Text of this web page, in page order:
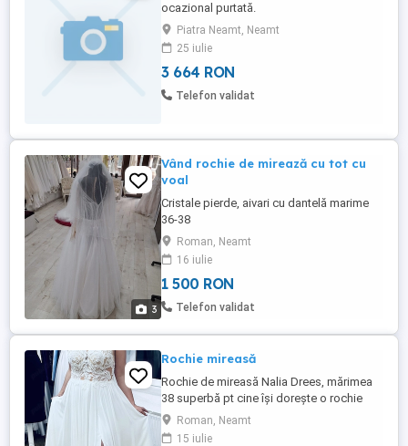
ocazional purtată.
Piatra Neamt, Neamt
25 iulie
3 664 RON
Telefon validat
3
Vând rochie de mirează cu tot cu
voal
Cristale pierde, aivari cu dantelă marime
36-38
Roman, Neamt
16 iulie
1 500 RON
Telefon validat
Rochie mireasă
Rochie de mireasă Nalia Drees, mărimea
38 superbă pt cine își dorește o rochie
finuță și de efect.
Roman, Neamt
15 iulie